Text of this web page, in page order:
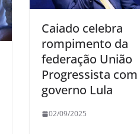
Caiado celebra
rompimento da
federação União
Progressista com
governo Lula
02/09/2025